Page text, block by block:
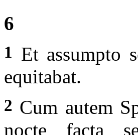
6
1 Et assumpto
equitabat.
2 Cum autem
nocte facta